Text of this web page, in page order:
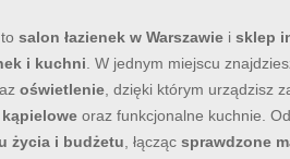
salon łazienek w Warszawie i sklep
i kuchni . W jednym miejscu
oświetlenie , dzięki którym urządzisz
oraz funkcjonalne kuchnie.
życia i budżetu , łącząc sprawdzone